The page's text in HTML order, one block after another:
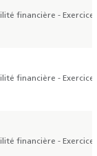
financière - Exercice
financière - Exercice
financière - Exercice